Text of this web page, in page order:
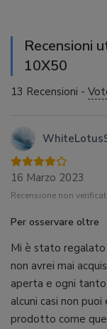
Recensioni
10X50
13 Recensioni -
16 Marzo 2023
Recensione non
Per osservare oltre
Mi è stato
non avrei mai
aperta e ogni
alcuni casi non
prodotto come